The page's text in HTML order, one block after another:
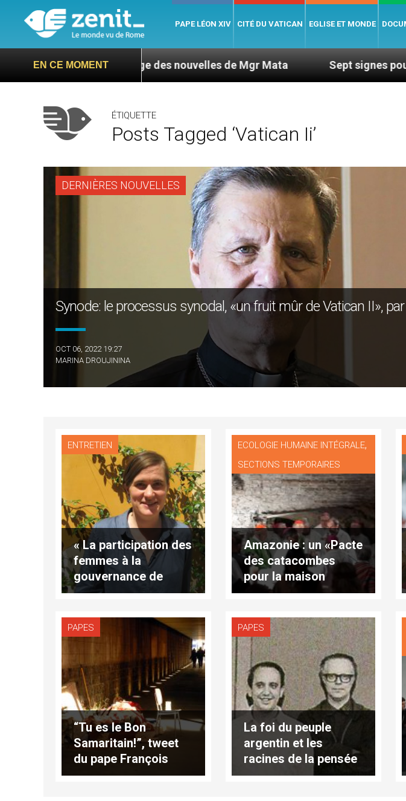
PAPE LÉON XIV CITÉ DU VATICAN EGLISE ET MONDE
EN CE MOMENT
: L’ONU exige des nouvelles de Mgr Mata Sept signes pour repérer les
ÉTIQUETTE
Posts Tagged ‘vatican Ii’
DERNIÈRES NOUVELLES
Synode: le processus synodal, «un fruit mûr de Vatican II»,
OCT 06, 2022 19:27
MARINA DROUJININA
ENTRETIEN
« La participation des
femmes à la
gouvernance de
l’Eglise », par Agnès
ECOLOGIE HUMAINE INTÉGRALE,
SECTIONS TEMPORAIRES
Amazonie : un «Pacte
des catacombes
pour la maison
commune» (texte
PAPES
“Tu es le Bon
Samaritain!”, tweet
du pape François
PAPES
La foi du peuple
argentin et les
racines de la pensée
de Bergoglio, dans